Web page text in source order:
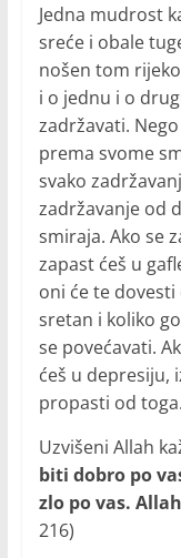
Jedna mudrost
sreće i obale
nošen tom
i o jednu i o
zadržavati.
prema svome
svako
zadržavanje od
smiraja. Ako se
zapast ćeš u
oni će te
sretan i koliko
se povećavati.
ćeš u depresiju,
propasti od toga.
Uzvišeni Allah
biti dobro po
zlo po vas.
216)